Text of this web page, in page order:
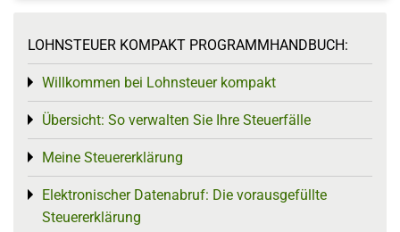
LOHNSTEUER KOMPAKT PROGRAMMHANDBUCH:
Willkommen bei Lohnsteuer kompakt
Toggle menu
Übersicht: So verwalten Sie Ihre Steuerfälle
Toggle menu
Meine Steuererklärung
Toggle menu
Elektronischer Datenabruf: Die vorausgefüllte
Steuererklärung
Toggle menu